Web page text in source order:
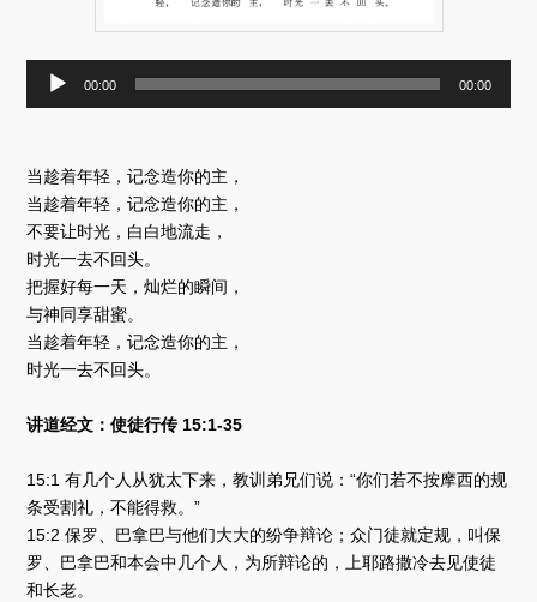
器
00:00 00:00
当趁着年轻，记念造你的主，
当趁着年轻，记念造你的主，
不要让时光，白白地流走，
时光一去不回头。
把握好每一天，灿烂的瞬间，
与神同享甜蜜。
当趁着年轻，记念造你的主，
时光一去不回头。
讲道经文：使徒行传 15:1-35
15:1 有几个人从犹太下来，教训弟兄们说：“你们若不按摩西的规
条受割礼，不能得救。”
15:2 保罗、巴拿巴与他们大大的纷争辩论；众门徒就定规，叫保
罗、巴拿巴和本会中几个人，为所辩论的，上耶路撒冷去见使徒
和长老。